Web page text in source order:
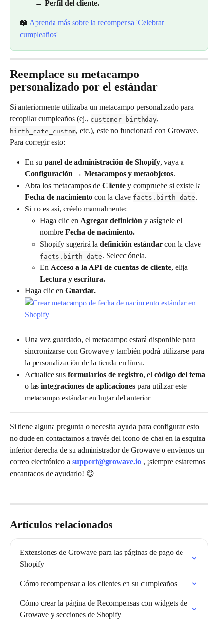
→ Perfil del cliente.
📖 Aprenda más sobre la recompensa 'Celebrar
cumpleaños'
Reemplace su metacampo
personalizado por el estándar
Si anteriormente utilizaba un metacampo personalizado para
recopilar cumpleaños (ej., customer_birthday,
birth_date_custom, etc.), este no funcionará con Growave.
Para corregir esto:
En su panel de administración de Shopify, vaya a
Configuración → Metacampos y metaobjetos.
Abra los metacampos de Cliente y compruebe si existe la
Fecha de nacimiento con la clave facts.birth_date.
Si no es así, créelo manualmente:
Haga clic en Agregar definición y asígnele el
nombre Fecha de nacimiento.
Shopify sugerirá la definición estándar con la clave
facts.birth_date. Selecciónela.
En Acceso a la API de cuentas de cliente, elija
Lectura y escritura.
Haga clic en Guardar.
Una vez guardado, el metacampo estará disponible para
sincronizarse con Growave y también podrá utilizarse para
la personalización de la tienda en línea.
Actualice sus formularios de registro, el código del tema
o las integraciones de aplicaciones para utilizar este
metacampo estándar en lugar del anterior.
Si tiene alguna pregunta o necesita ayuda para configurar esto,
no dude en contactarnos a través del icono de chat en la esquina
inferior derecha de su administrador de Growave o envíenos un
correo electrónico a support@growave.io , ¡siempre estaremos
encantados de ayudarlo! 😊
Artículos relacionados
Extensiones de Growave para las páginas de pago de
Shopify
Cómo recompensar a los clientes en su cumpleaños
Cómo crear la página de Recompensas con widgets de
Growave y secciones de Shopify